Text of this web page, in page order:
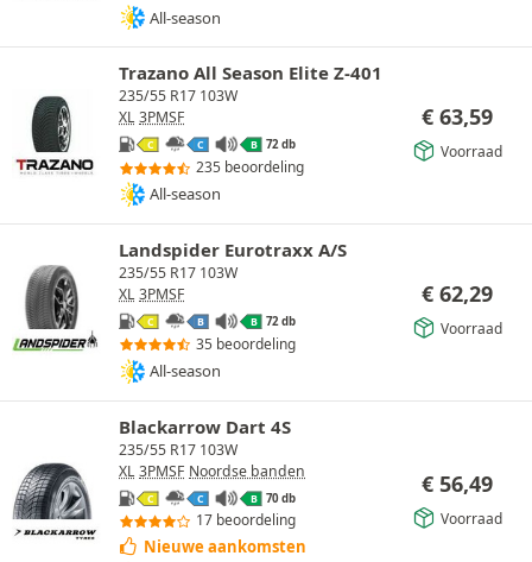
All-season
Trazano All Season Elite Z-401
235/55 R17 103W
XL 3PMSF
C C B 72 db
235 beoordeling
All-season
€ 63,59
Voorraad
Landspider Eurotraxx A/S
235/55 R17 103W
XL 3PMSF
C B B 72 db
35 beoordeling
All-season
€ 62,29
Voorraad
Blackarrow Dart 4S
235/55 R17 103W
XL 3PMSF Noordse banden
C C B 70 db
17 beoordeling
Nieuwe aankomsten
€ 56,49
Voorraad